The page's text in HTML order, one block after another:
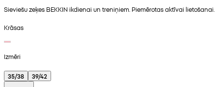
Sieviešu zeķes BEKKIN ikdienai un treniņiem. Piemērotas aktīvai lietošanai.
Krāsas
Izmēri
35/38
39/42